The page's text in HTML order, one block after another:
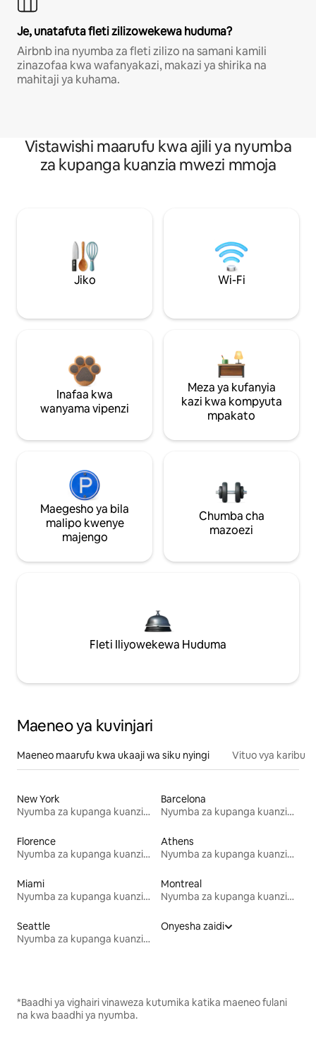
Je, unatafuta fleti zilizowekewa huduma?
Airbnb ina nyumba za fleti zilizo na samani kamili
zinazofaa kwa wafanyakazi, makazi ya shirika na
mahitaji ya kuhama.
Vistawishi maarufu kwa ajili ya nyumba
za kupanga kuanzia mwezi mmoja
Jiko Wi-Fi
Inafaa kwa
wanyama vipenzi
Meza ya kufanyia
kazi kwa kompyuta
mpakato
Maegesho ya bila
malipo kwenye
majengo
Chumba cha
mazoezi
Fleti Iliyowekewa Huduma
Maeneo ya kuvinjari
Maeneo maarufu kwa ukaaji wa siku nyingi Vituo vya karibu
New York
Nyumba za kupanga kuanzia mwezi mmoja
Barcelona
Nyumba za kupanga kuanzia mwezi mmoja
Florence
Nyumba za kupanga kuanzia mwezi mmoja
Athens
Nyumba za kupanga kuanzia mwezi mmoja
Miami
Nyumba za kupanga kuanzia mwezi mmoja
Montreal
Nyumba za kupanga kuanzia mwezi mmoja
Seattle
Nyumba za kupanga kuanzia mwezi mmoja
Onyesha zaidi
*Baadhi ya vighairi vinaweza kutumika katika maeneo fulani
na kwa baadhi ya nyumba.